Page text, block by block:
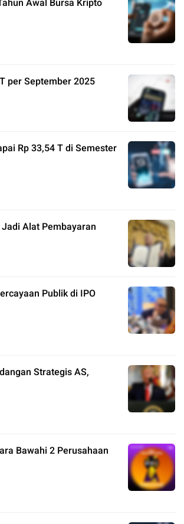
Awal Bursa Kripto
per September 2025
Rp 33,54 T di Semester
Alat Pembayaran
Publik di IPO
Strategis AS,
Bawahi 2 Perusahaan